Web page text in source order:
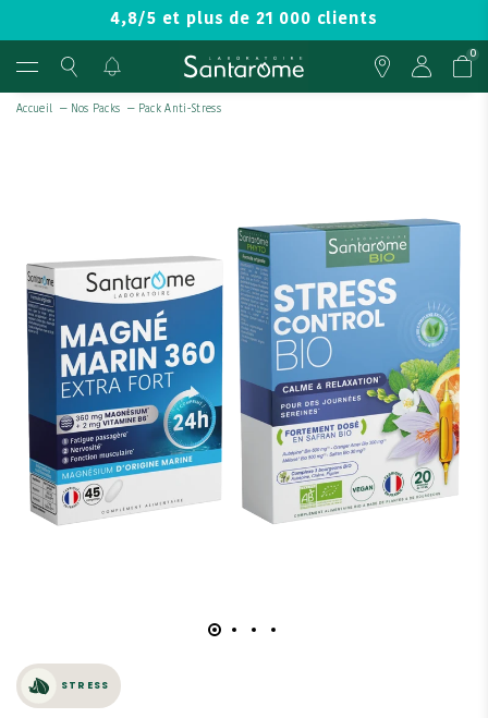
4,8/5 et plus de 21 000 clients
0
Accueil — Nos Packs — Pack Anti-Stress
STRESS